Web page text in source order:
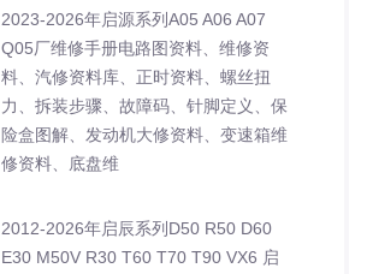
2023-2026年启源系列A05 A06 A07
Q05厂维修手册电路图资料、维修资
料、汽修资料库、正时资料、螺丝扭
力、拆装步骤、故障码、针脚定义、保
险盒图解、发动机大修资料、变速箱维
修资料、底盘维
2012-2026年启辰系列D50 R50 D60
E30 M50V R30 T60 T70 T90 VX6 启